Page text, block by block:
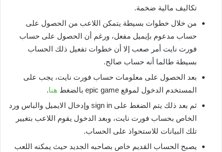
تكاليف مالية ضخمة.
من خلال خطوات بسيطة يتمكن اللاعب من الحصول على
حساب مدعوم بإيميل مفعل، ورغم أن الحصول على حساب
فورت نايت أمر صعب إلا أن خطوات تفعيل ذلك الحساب
بسيطة طالما أنه حساب صالح.
بعد الحصول على معلومات حساب فورت نايت، يجب على
المستخدم الدخول لموقع epic game بالضغط
هنا.
ثم بعد ذلك يتم الضغط على sign in وإدخال الايميل والباس ورد
الخاص بحساب فورت نايت، وبعد الدخول يقوم اللاعب بتغيير
تلك البيانات للاستحواذ على الحساب.
يصبح الحساب القديم خاص بصاحبه الجديد حيث يمكنه اللعب